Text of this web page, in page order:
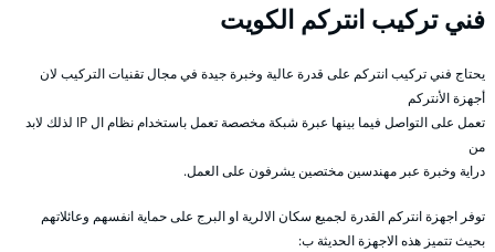
فني تركيب انتركم الكويت
يحتاج فني تركيب انتركم على قدرة عالية وخبرة جيدة في مجال تقنيات التركيب لان
أجهزة الأنتركم
تعمل على التواصل فيما بينها عبرة شبكة مخصصة تعمل باستخدام نظام ال IP لذلك لابد
من
دراية وخبرة عبر مهندسين مختصين يشرفون على العمل.
توفر اجهزة انتركم القدرة لجميع سكان الالرية او البرج على حماية انفسهم وعائلاتهم
بحيث تتميز هذه الاجهزة الحديثة ب: